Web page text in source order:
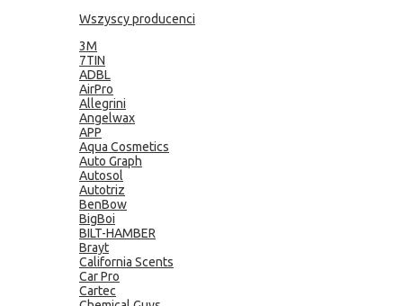
Wszyscy producenci
3M
7TIN
ADBL
AirPro
Allegrini
Angelwax
APP
Aqua Cosmetics
Auto Graph
Autosol
Autotriz
BenBow
BigBoi
BILT-HAMBER
Brayt
California Scents
Car Pro
Cartec